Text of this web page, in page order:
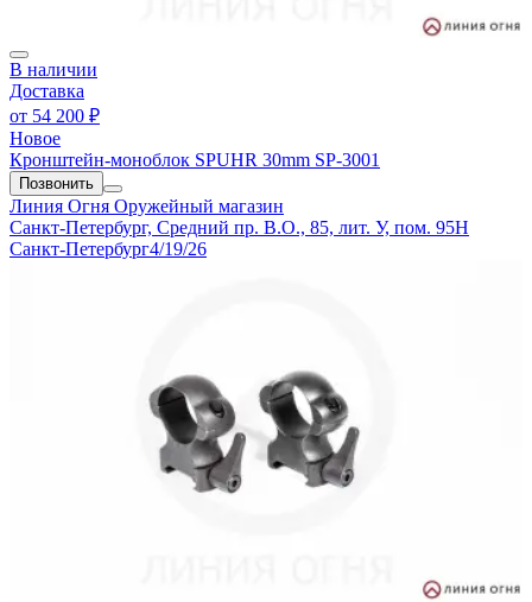
В наличии
Доставка
от 54 200 ₽
Новое
Кронштейн-моноблок SPUHR 30mm SP-3001
Позвонить
Линия Огня Оружейный магазин
Санкт-Петербург, Средний пр. В.О., 85, лит. У, пом. 95Н
Санкт-Петербург4/19/26